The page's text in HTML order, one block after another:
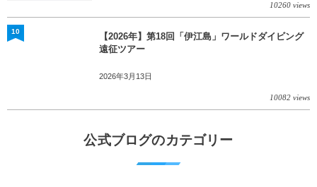
10260 views
【2026年】第18回「伊江島」ワールドダイビング
遠征ツアー
2026年3月13日
10082 views
10
公式ブログのカテゴリー